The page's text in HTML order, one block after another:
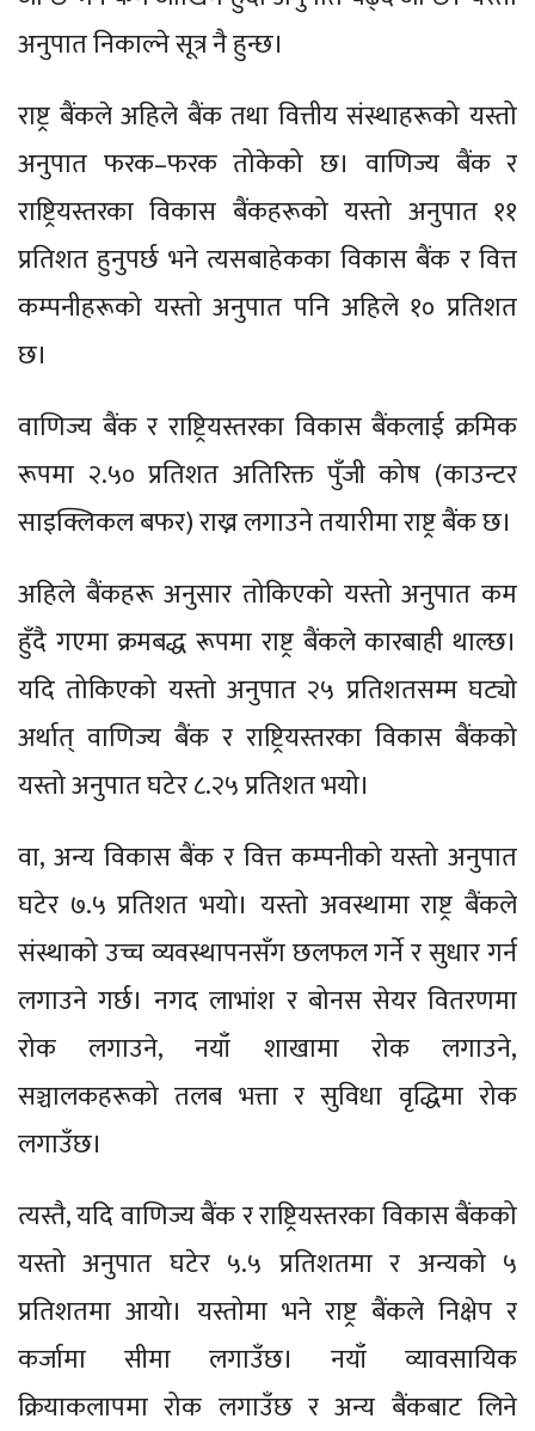
अनुपात निकाल्ने सूत्र नै हुन्छ।
राष्ट्र बैंकले अहिले बैंक तथा वित्तीय संस्थाहरूको यस्तो
अनुपात फरक–फरक तोकेको छ। वाणिज्य बैंक र
राष्ट्रियस्तरका विकास बैंकहरूको यस्तो अनुपात ११
प्रतिशत हुनुपर्छ भने त्यसबाहेकका विकास बैंक र वित्त
कम्पनीहरूको यस्तो अनुपात पनि अहिले १० प्रतिशत
छ।
वाणिज्य बैंक र राष्ट्रियस्तरका विकास बैंकलाई क्रमिक
रूपमा २.५० प्रतिशत अतिरिक्त पुँजी कोष (काउन्टर
साइक्लिकल बफर) राख्न लगाउने तयारीमा राष्ट्र बैंक छ।
अहिले बैंकहरू अनुसार तोकिएको यस्तो अनुपात कम
हुँदै गएमा क्रमबद्ध रूपमा राष्ट्र बैंकले कारबाही थाल्छ।
यदि तोकिएको यस्तो अनुपात २५ प्रतिशतसम्म घट्यो
अर्थात् वाणिज्य बैंक र राष्ट्रियस्तरका विकास बैंकको
यस्तो अनुपात घटेर ८.२५ प्रतिशत भयो।
वा, अन्य विकास बैंक र वित्त कम्पनीको यस्तो अनुपात
घटेर ७.५ प्रतिशत भयो। यस्तो अवस्थामा राष्ट्र बैंकले
संस्थाको उच्च व्यवस्थापनसँग छलफल गर्ने र सुधार गर्न
लगाउने गर्छ। नगद लाभांश र बोनस सेयर वितरणमा
रोक लगाउने, नयाँ शाखामा रोक लगाउने,
सञ्चालकहरूको तलब भत्ता र सुविधा वृद्धिमा रोक
लगाउँछ।
त्यस्तै, यदि वाणिज्य बैंक र राष्ट्रियस्तरका विकास बैंकको
यस्तो अनुपात घटेर ५.५ प्रतिशतमा र अन्यको ५
प्रतिशतमा आयो। यस्तोमा भने राष्ट्र बैंकले निक्षेप र
कर्जामा सीमा लगाउँछ। नयाँ व्यावसायिक
क्रियाकलापमा रोक लगाउँछ र अन्य बैंकबाट लिने